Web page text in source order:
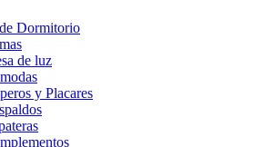
Dormitorio
de luz
y Placares